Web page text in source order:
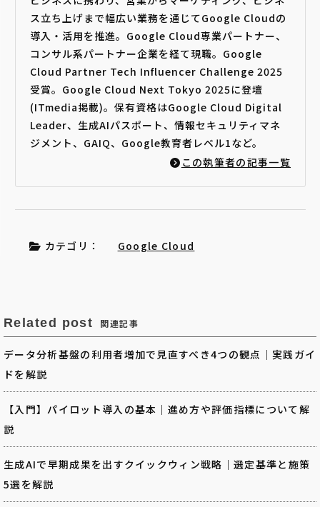
ス立ち上げまで幅広い業務を通じてGoogle Cloudの
導入・活用を推進。Google Cloud専業パートナー、
コンサル系パートナー企業を経て現職。Google
Cloud Partner Tech Influencer Challenge 2025
受賞。Google Cloud Next Tokyo 2025に登壇
(ITmedia掲載)。保有資格はGoogle Cloud Digital
Leader、生成AIパスポート、情報セキュリティマネ
ジメント、GAIQ、Google教育者レベル1など。
この執筆者の記事一覧
カテゴリ： Google Cloud
Related post 関連記事
データ分析基盤の利用者増加で見直すべき4つの観点｜実践ガイ
ドを解説
【入門】パイロット導入の基本｜進め方や評価指標について解
説
生成AIで早期成果を出すクイックウィン戦略｜選定基準と施策
5選を解説